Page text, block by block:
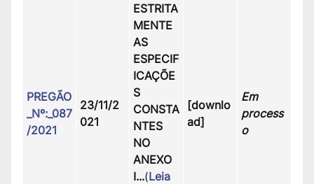
PREGÃO
_Nº:_087
/2021
23/11/2
021
ESTRITA
MENTE
AS
ESPECIF
ICAÇÕE
S
CONSTA
NTES
NO
ANEXO
I...(Leia
[downlo
ad]
Em
process
o